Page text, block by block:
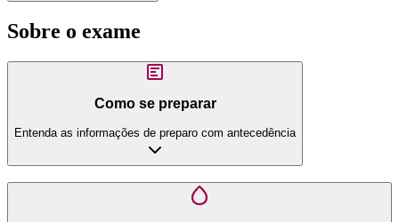
Sobre o exame
Como se preparar
Entenda as informações de preparo com antecedência